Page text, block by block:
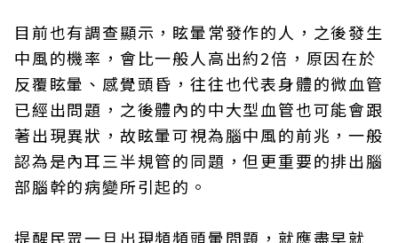
目前也有調查顯示，眩暈常發作的人，之後發生
中風的機率，會比一般人高出約2倍，原因在於
反覆眩暈、感覺頭昏，往往也代表身體的微血管
已經出問題，之後體內的中大型血管也可能會跟
著出現異狀，故眩暈可視為腦中風的前兆，一般
認為是內耳三半規管的同題，但更重要的排出腦
部腦幹的病變所引起的。
提醒民眾一旦出現頻頻頭暈問題，就應盡早就